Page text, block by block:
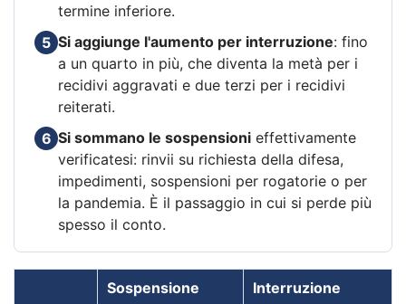
termine inferiore.
5 Si aggiunge l'aumento per interruzione: fino
a un quarto in più, che diventa la metà per i
recidivi aggravati e due terzi per i recidivi
reiterati.
6 Si sommano le sospensioni effettivamente
verificatesi: rinvii su richiesta della difesa,
impedimenti, sospensioni per rogatorie o per
la pandemia. È il passaggio in cui si perde più
spesso il conto.
Sospensione Interruzione